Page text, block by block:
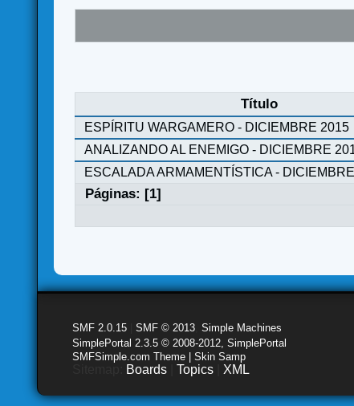
Título
ESPÍRITU WARGAMERO - DICIEMBRE 2015
ANALIZANDO AL ENEMIGO - DICIEMBRE
ESCALADA ARMAMENTÍSTICA -
Páginas: [1]
SMF 2.0.15 |SMF © 2013 ,Simple Machines
SimplePortal 2.3.5 © 2008-2012, SimplePortal
SMFSimple.com Theme | Skin Samp
Boards |Topics XML